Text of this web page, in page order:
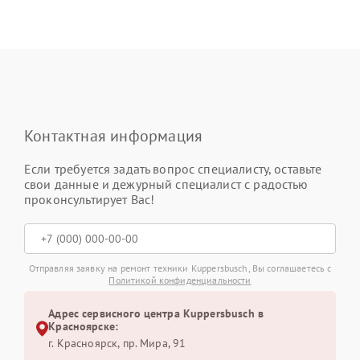
Контактная информация
Если требуется задать вопрос специалисту, оставьте
свои данные и дежурный специалист с радостью
проконсультирует Вас!
Отправляя заявку на ремонт техники Kuppersbusch, Вы соглашаетесь с
Политикой конфиденциальности
Адрес сервисного центра Kuppersbusch в
Красноярске:
г. Красноярск, ​пр. Мира, 91